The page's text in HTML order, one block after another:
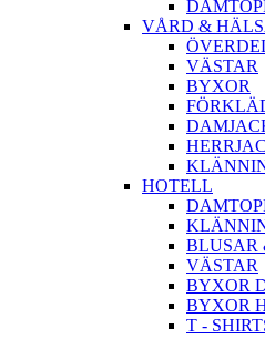
VÅRD &
VÄSTAR
BYXOR
HOTELL
BLUSAR
VÄSTAR
BYXOR
BYXOR
T -